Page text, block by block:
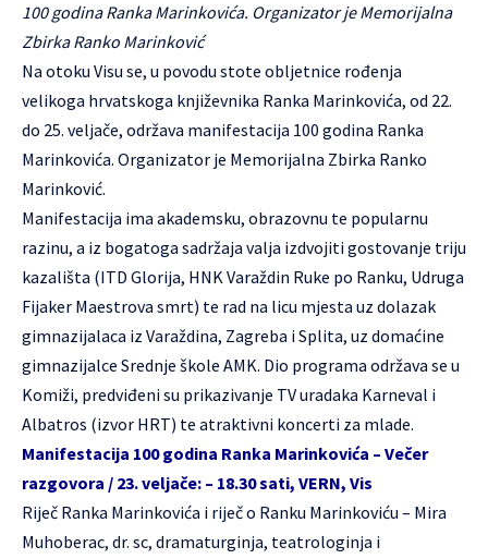
100 godina Ranka Marinkovića. Organizator je Memorijalna
Zbirka Ranko Marinković
Na otoku Visu se, u povodu stote obljetnice rođenja
velikoga hrvatskoga književnika Ranka Marinkovića, od 22.
do 25. veljače, održava manifestacija 100 godina Ranka
Marinkovića. Organizator je Memorijalna Zbirka Ranko
Marinković.
Manifestacija ima akademsku, obrazovnu te popularnu
razinu, a iz bogatoga sadržaja valja izdvojiti gostovanje triju
kazališta (ITD Glorija, HNK Varaždin Ruke po Ranku, Udruga
Fijaker Maestrova smrt) te rad na licu mjesta uz dolazak
gimnazijalaca iz Varaždina, Zagreba i Splita, uz domaćine
gimnazijalce Srednje škole AMK. Dio programa održava se u
Komiži, predviđeni su prikazivanje TV uradaka Karneval i
Albatros (izvor HRT) te atraktivni koncerti za mlade.
Manifestacija 100 godina Ranka Marinkovića – Večer
razgovora / 23. veljače: – 18.30 sati, VERN, Vis
Riječ Ranka Marinkovića i riječ o Ranku Marinkoviću – Mira
Muhoberac, dr. sc, dramaturginja, teatrologinja i